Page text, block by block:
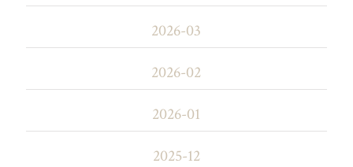
2026-03
2026-02
2026-01
2025-12